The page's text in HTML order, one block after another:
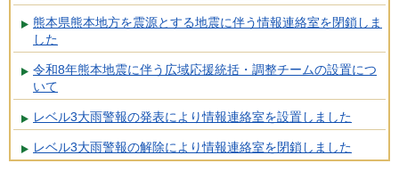
熊本県熊本地方を震源とする地震に伴う情報連絡室を閉鎖しま
した
令和8年熊本地震に伴う広域応援統括・調整チームの設置につ
いて
レベル3大雨警報の発表により情報連絡室を設置しました
レベル3大雨警報の解除により情報連絡室を閉鎖しました